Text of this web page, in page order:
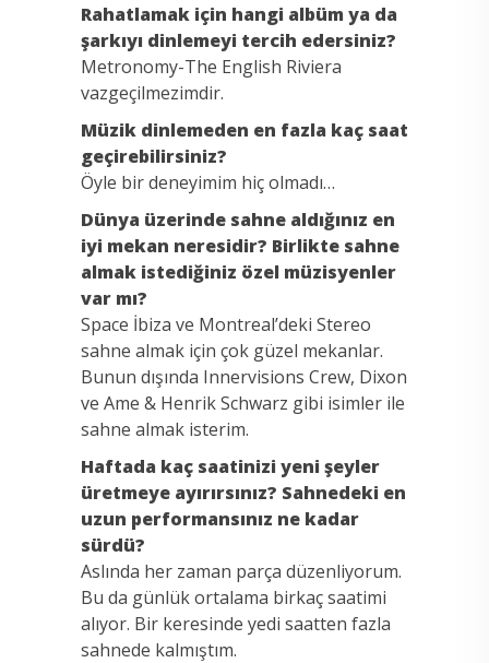
Rahatlamak için hangi albüm ya da
şarkıyı dinlemeyi tercih edersiniz?
Metronomy-The English Riviera
vazgeçilmezimdir.
Müzik dinlemeden en fazla kaç saat
geçirebilirsiniz?
Öyle bir deneyimim hiç olmadı…
Dünya üzerinde sahne aldığınız en
iyi mekan neresidir? Birlikte sahne
almak istediğiniz özel müzisyenler
var mı?
Space İbiza ve Montreal’deki Stereo
sahne almak için çok güzel mekanlar.
Bunun dışında Innervisions Crew, Dixon
ve Ame & Henrik Schwarz gibi isimler ile
sahne almak isterim.
Haftada kaç saatinizi yeni şeyler
üretmeye ayırırsınız? Sahnedeki en
uzun performansınız ne kadar
sürdü?
Aslında her zaman parça düzenliyorum.
Bu da günlük ortalama birkaç saatimi
alıyor. Bir keresinde yedi saatten fazla
sahnede kalmıştım.